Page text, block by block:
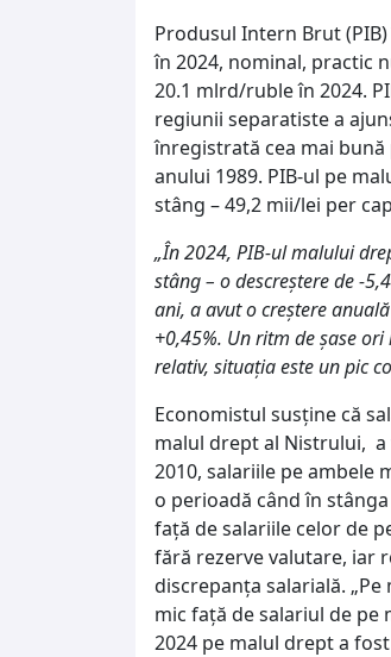
Produsul Intern Brut
în 2024, nominal, practic
20.1 mlrd/ruble în 2024.
regiunii separatiste a
înregistrată cea mai
anului 1989. PIB-ul pe
stâng – 49,2 mii/lei per
„În 2024, PIB-ul malului
stâng – o descreștere de -
ani, a avut o creștere
+0,45%. Un ritm de șase
relativ, situația este un pic
Economistul susține că
malul drept al Nistrului, a
2010, salariile pe ambele
o perioadă când în
față de salariile celor de
fără rezerve valutare, iar
discrepanța salarială.
mic față de salariul de pe
2024 pe malul drept a